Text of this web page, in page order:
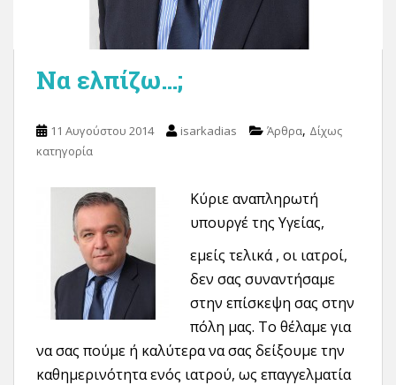
Να ελπίζω…;
11 Αυγούστου 2014 isarkadias Άρθρα, Δίχως
κατηγορία
Κύριε αναπληρωτή
υπουργέ της Υγείας,
εμείς τελικά , οι ιατροί,
δεν σας συναντήσαμε
στην επίσκεψη σας στην
πόλη μας. Το θέλαμε για
να σας πούμε ή καλύτερα να σας δείξουμε την
καθημερινότητα ενός ιατρού, ως επαγγελματία